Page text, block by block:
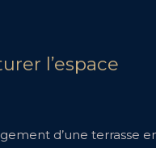
l’espace
d’une terrasse